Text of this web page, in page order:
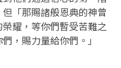
「那賜諸般恩典的神曾
耀，等你們暫受苦難之
，賜力量給你們。」